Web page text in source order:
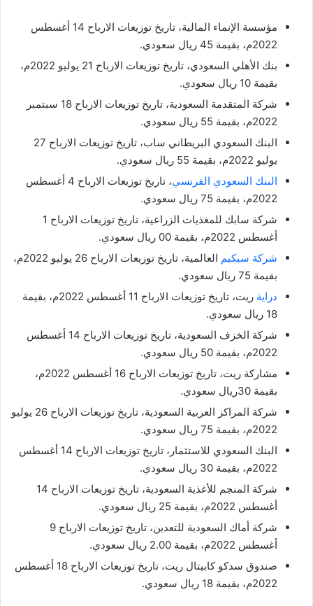
مؤسسة الإنماء المالية، تاريخ توزيعات الارباح 14 أغسطس
2022م، بقيمة 45 ريال سعودي.
بنك الأهلي السعودي، تاريخ توزيعات الارباح 21 يوليو 2022م،
بقيمة 10 ريال سعودي.
شركة المتقدمة السعودية، تاريخ توزيعات الارباح 18 سبتمبر
2022م، بقيمة 55 ريال سعودي.
البنك السعودي البريطاني ساب، تاريخ توزيعات الارباح 27
يوليو 2022م، بقيمة 55 ريال سعودي.
البنك السعودي الفرنسي
، تاريخ توزيعات الارباح 4 أغسطس
2022م، بقيمة 75 ريال سعودي.
شركة سابك للمغذيات الزراعية، تاريخ توزيعات الارباح 1
أغسطس 2022م، بقيمة 00 ريال سعودي.
شركة سبكيم
العالمية، تاريخ توزيعات الارباح 26 يوليو 2022م،
بقيمة 75 ريال سعودي.
دراية
ريت، تاريخ توزيعات الارباح 11 أغسطس 2022م، بقيمة
18 ريال سعودي.
شركة الخزف السعودية، تاريخ توزيعات الارباح 14 أغسطس
2022م، بقيمة 50 ريال سعودي.
مشاركة ريت، تاريخ توزيعات الارباح 16 أغسطس 2022م،
بقيمة 30ريال سعودي.
شركة المراكز العربية السعودية، تاريخ توزيعات الارباح 26 يوليو
2022م، بقيمة 75 ريال سعودي.
البنك السعودي للاستثمار، تاريخ توزيعات الارباح 14 أغسطس
2022م، بقيمة 30 ريال سعودي.
شركة المنجم للأغذية السعودية، تاريخ توزيعات الارباح 14
أغسطس 2022م، بقيمة 25 ريال سعودي.
شركة أماك السعودية للتعدين، تاريخ توزيعات الارباح 9
أغسطس 2022م، بقيمة 2.00 ريال سعودي.
صندوق سدكو كابيتال ريت، تاريخ توزيعات الارباح 18 أغسطس
2022م، بقيمة 18 ريال سعودي.